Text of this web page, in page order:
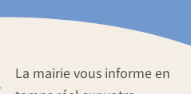
La mairie vous informe en